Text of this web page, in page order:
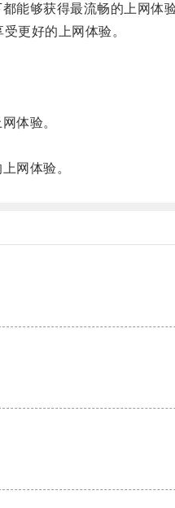
能够获得最流畅的上网体验
更好的上网体验。
体验。
网体验。